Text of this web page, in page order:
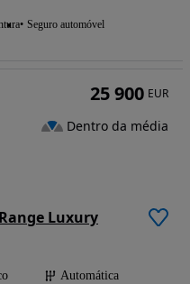
Seguro automóvel
Luxury
Automática
25 900 EUR
Dentro da média